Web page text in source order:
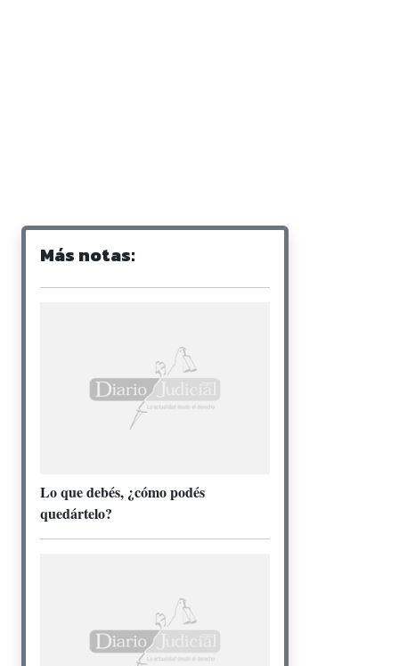
Más notas:
Lo que debés, ¿cómo podés
quedártelo?